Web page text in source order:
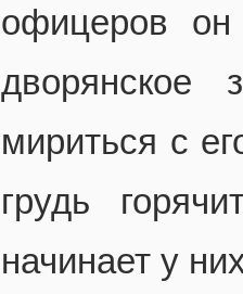
офицеров
дворянское
мириться с
грудь
начинает у